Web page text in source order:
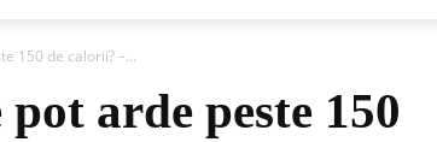
150 de calorii? –...
arde peste 150